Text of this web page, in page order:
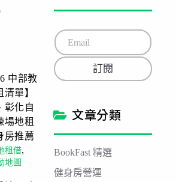
中部教
單】
彰化自
場地租
房推薦
租借,
地圖
E
m
a
i
訂閱
文章分類
BookFast 精選
健身房營運